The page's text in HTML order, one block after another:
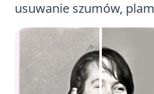
usuwanie szumów,